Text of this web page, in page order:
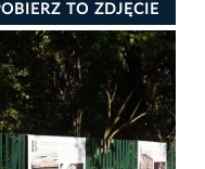
TO ZDJĘCIE